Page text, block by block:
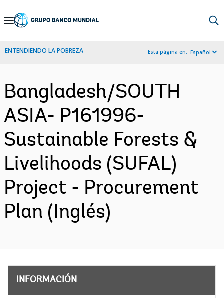
Skip
Navigation
ENTENDIENDO LA POBREZA Esta página en: Español
Bangladesh/SOUTH
ASIA- P161996-
Sustainable Forests &
Livelihoods (SUFAL)
Project - Procurement
Plan (Inglés)
INFORMACIÓN